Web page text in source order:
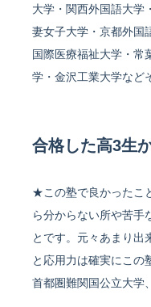
大学・関西外国語大学
妻女子大学・京都外国
国際医療福祉大学・常
学・金沢工業大学など
合格した高3生
★この塾で良かったこ
ら分からない所や苦手
とです。元々あまり出
と応用力は確実にこの
首都圏難関国公立大